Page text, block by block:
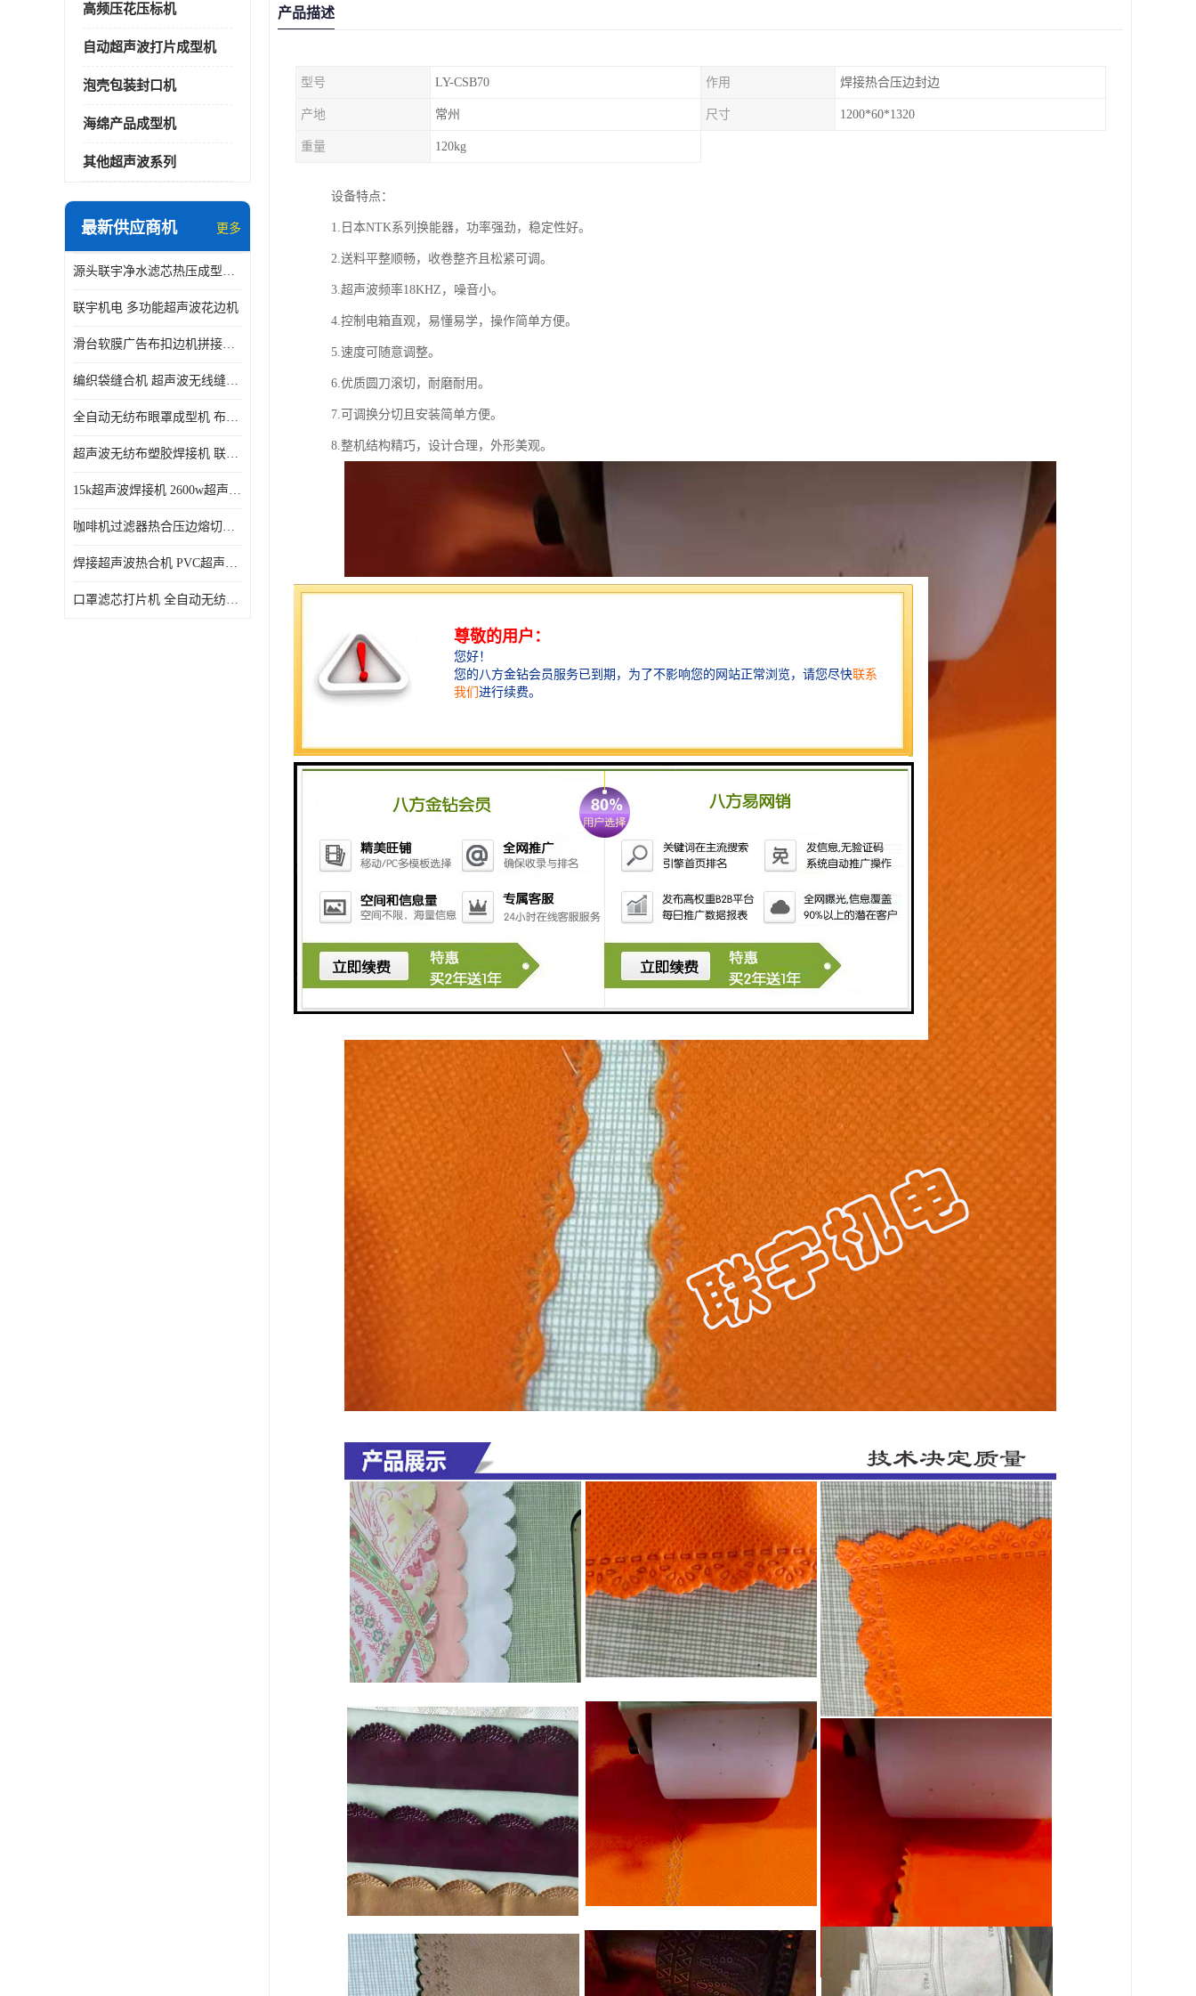
高频压花压标机
自动超声波打片成型机
泡壳包装封口机
海绵产品成型机
其他超声波系列
最新供应商机 更多
源头联宇净水滤芯热压成型机器 超声波大功率封边机
联宇机电 多功能超声波花边机
滑台软膜广告布扣边机拼接机用于焊接热合拼接作用
编织袋缝合机 超声波无线缝合机 厂家现货供应
全自动无纺布眼罩成型机 布料海绵眼罩热合切边机
超声波无纺布塑胶焊接机 联宇制造
15k超声波焊接机 2600w超声波焊接机 联宇制造
咖啡机过滤器热合压边熔切机 超声波无纺布喷胶棉热合机
焊接超声波热合机 PVC超声波焊接机 无纺布超声波设备
口罩滤芯打片机 全自动无纺布压花压标设备 多层料复合机
产品描述
型号 LY-CSB70 作用 焊接热合压边封边
产地 常州 尺寸 1200*60*1320
重量 120kg
设备特点：
1.日本NTK系列换能器，功率强劲，稳定性好。
2.送料平整顺畅，收卷整齐且松紧可调。
3.超声波频率18KHZ，噪音小。
4.控制电箱直观，易懂易学，操作简单方便。
5.速度可随意调整。
6.优质圆刀滚切，耐磨耐用。
7.可调换分切且安装简单方便。
8.整机结构精巧，设计合理，外形美观。